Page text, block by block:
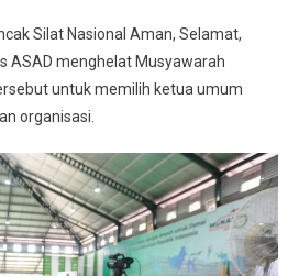
Manfaatkan Sport
Science Untuk
Dongkrak Prestasi
Silat Nasional Aman, Selamat,
ASAD menghelat Musyawarah
untuk memilih ketua umum
organisasi.